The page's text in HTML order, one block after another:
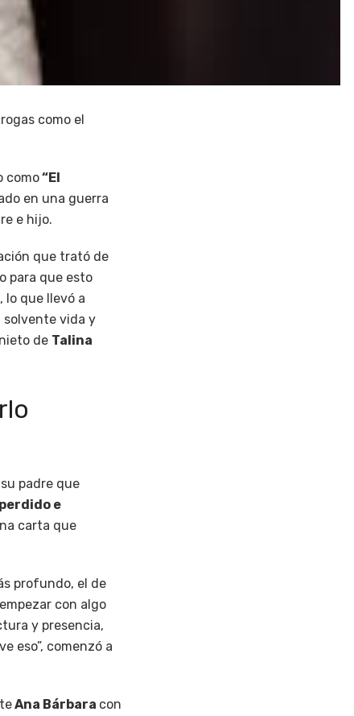
como el
como“El
en una guerra
e hijo.
que trató de
para que esto
lo que llevó a
solvente vida y
de Talina
padre que
e
carta que
profundo, el de
con algo
y presencia,
eso”, comenzó a
Ana Bárbara con